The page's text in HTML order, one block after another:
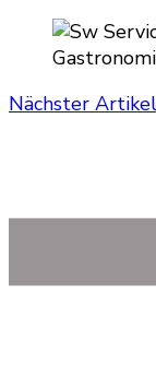
Nächster Artikel